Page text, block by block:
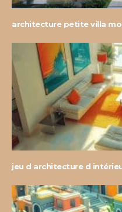
architecture petite villa
jeu d architecture d